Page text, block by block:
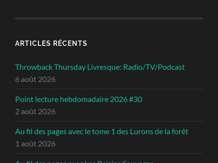
ARTICLES RÉCENTS
Throwback Thursday Livresque: Radio/TV/Podcast
6 août 2026
Point lecture hebdomadaire 2026 #30
2 août 2026
Au fil des pages avec le tome 1 des Lurons de la forêt
1 août 2026